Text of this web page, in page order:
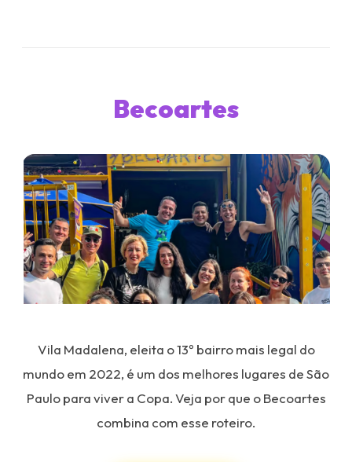
Becoartes
Vila Madalena, eleita o 13º bairro mais legal do
mundo em 2022, é um dos melhores lugares de São
Paulo para viver a Copa. Veja por que o Becoartes
combina com esse roteiro.